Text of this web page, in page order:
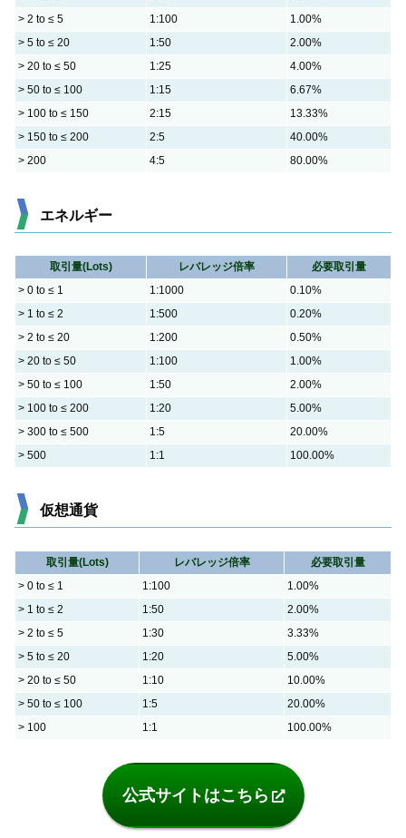
> 2 to ≤ 5
1:100
1.00%
> 5 to ≤ 20
1:50
2.00%
> 20 to ≤ 50
1:25
4.00%
> 50 to ≤ 100
1:15
6.67%
> 100 to ≤ 150
2:15
13.33%
> 150 to ≤ 200
2:5
40.00%
> 200
4:5 80.00%
エネルギー
取引量(Lots) レバレッジ倍率
必要取引量
> 0 to ≤ 1
1:1000
0.10%
> 1 to ≤ 2
1:500
0.20%
> 2 to ≤ 20
1:200
0.50%
> 20 to ≤ 50
1:100
1.00%
> 50 to ≤ 100
1:50
2.00%
> 100 to ≤ 200
1:20
5.00%
> 300 to ≤ 500
1:5
20.00%
> 500
1:1 100.00%
仮想通貨
取引量(Lots) レバレッジ倍率
必要取引量
> 0 to ≤ 1
1:100
1.00%
> 1 to ≤ 2
1:50
2.00%
> 2 to ≤ 5
1:30
3.33%
> 5 to ≤ 20
1:20
5.00%
> 20 to ≤ 50
1:10
10.00%
> 50 to ≤ 100
1:5
20.00%
> 100
1:1 100.00%
公式サイトはこちら